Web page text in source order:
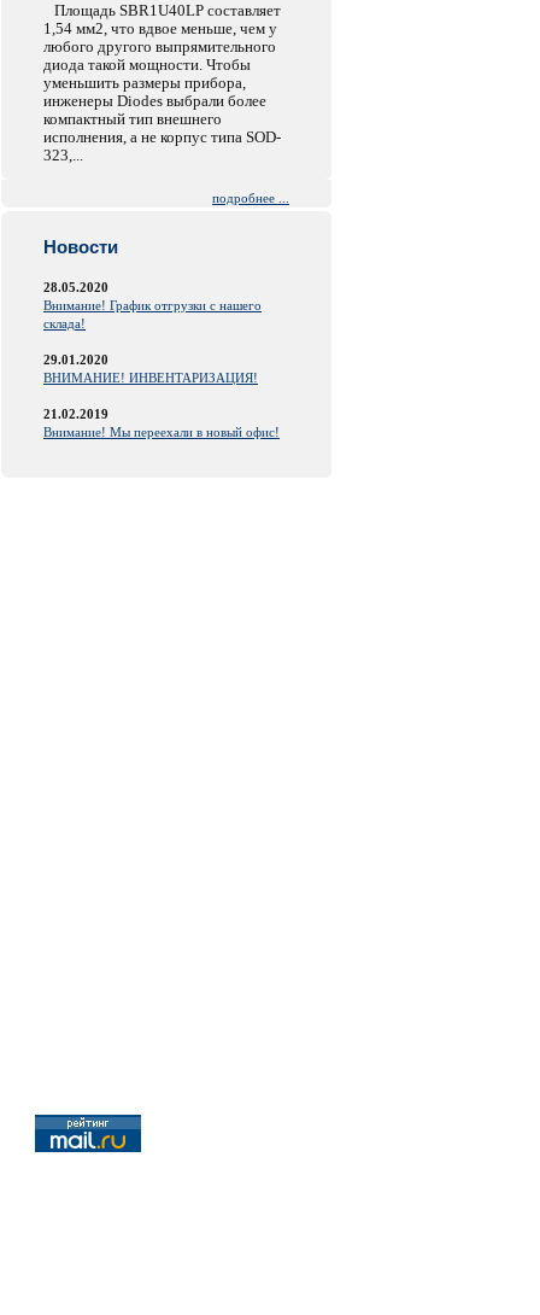
Площадь SBR1U40LP составляет
1,54 мм2, что вдвое меньше, чем у
любого другого выпрямительного
диода такой мощности. Чтобы
уменьшить размеры прибора,
инженеры Diodes выбрали более
компактный тип внешнего
исполнения, а не корпус типа SOD-
323,...
подробнее ...
Новости
28.05.2020
Внимание! График отгрузки с нашего
склада!
29.01.2020
ВНИМАНИЕ! ИНВЕНТАРИЗАЦИЯ!
21.02.2019
Внимание! Мы переехали в новый офис!